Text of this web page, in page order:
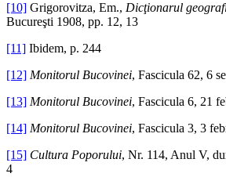
[10] Grigorovitza, Em., Dicţionarul
Bucureşti 1908, pp. 12, 13
[11] Ibidem, p. 244
[12] Monitorul Bucovinei, Fascicula 62, 6
[13] Monitorul Bucovinei, Fascicula 6, 21
[14] Monitorul Bucovinei, Fascicula 3, 3
[15] Cultura Poporului, Nr. 114, Anul V,
4